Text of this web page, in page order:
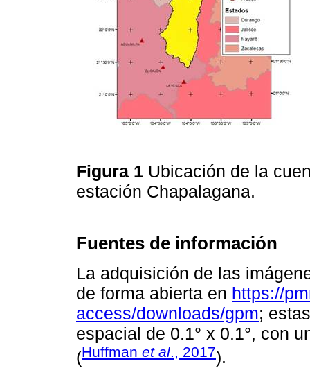
Figura 1 Ubicación de la
estación Chapalagana.
Fuentes de información
La adquisición de las
de forma abierta en https://
access/downloads/gpm;
espacial de 0.1° x 0.1°, con
(Huffman et al., 2017).